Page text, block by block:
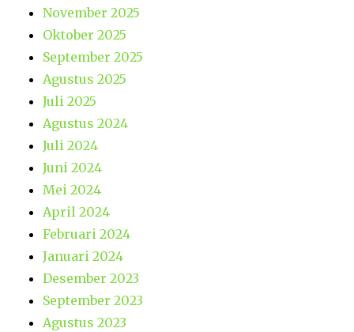
November 2025
Oktober 2025
September 2025
Agustus 2025
Juli 2025
Agustus 2024
Juli 2024
Juni 2024
Mei 2024
April 2024
Februari 2024
Januari 2024
Desember 2023
September 2023
Agustus 2023